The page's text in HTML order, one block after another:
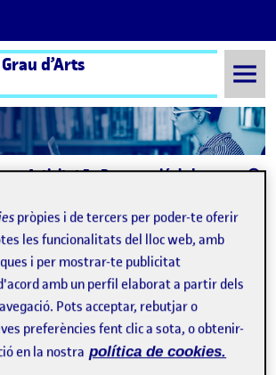
d’Arts
Activitat 5 - Preparació de la presentació del projecte i acte de defensa
5 - Preparació de
del projecte
defensa
-Mallorca-
López del Amo Franco
pròpies i de tercers per poder-te oferir
les funcionalitats del lloc web, amb
i per mostrar-te publicitat
amb un perfil elaborat a partir dels
Pots acceptar, rebutjar o
preferències fent clic a sota, o obtenir-
en la nostra política de cookies.